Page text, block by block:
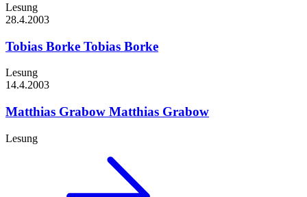
Lesung
28.4.2003
Tobias Borke Tobias Borke
Lesung
14.4.2003
Matthias Grabow Matthias Grabow
Lesung